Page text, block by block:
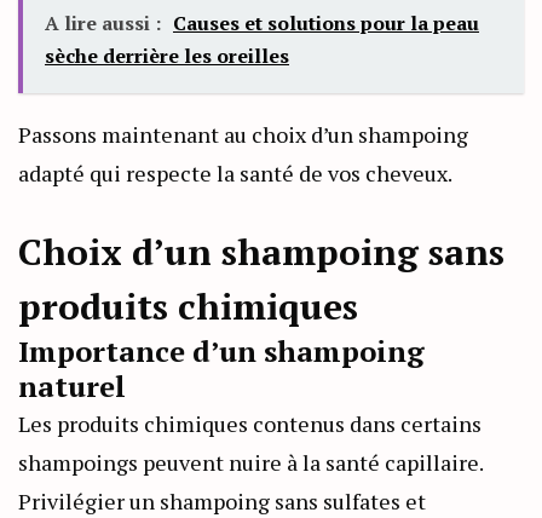
A lire aussi : Causes et solutions pour la peau
sèche derrière les oreilles
Passons maintenant au choix d’un shampoing
adapté qui respecte la santé de vos cheveux.
Choix d’un shampoing sans
produits chimiques
Importance d’un shampoing
naturel
Les produits chimiques contenus dans certains
shampoings peuvent nuire à la santé capillaire.
Privilégier un shampoing sans sulfates et